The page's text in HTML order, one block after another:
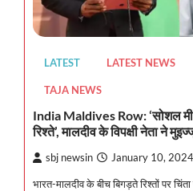
LATEST LATEST NEWS
TAJA NEWS
India Maldives Row: ‘सोशल
रिश्ते’, मालदीव के विपक्षी नेता ने
sbj newsin January 10, 2024
भारत-मालदीव के बीच बिगड़ते रिश्तों पर